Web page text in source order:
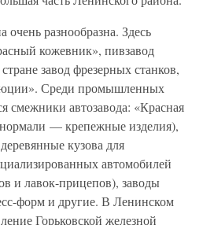
разнообразна. Здесь
кожевник», пивзавод
завод фрезерных станков,
Среди промышленных
смежники автозавода: «Красная
— крепежные изделия),
кузова для
автомобилей
и лавок-прицепов), заводы
форм и другие. В Ленинском
Горьковской железной